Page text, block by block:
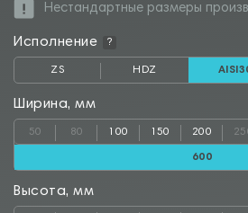
Нестандартные размеры
Исполнение ?
ZS HDZ
Ширина, мм
50 80 100 150 200
600
Высота, мм